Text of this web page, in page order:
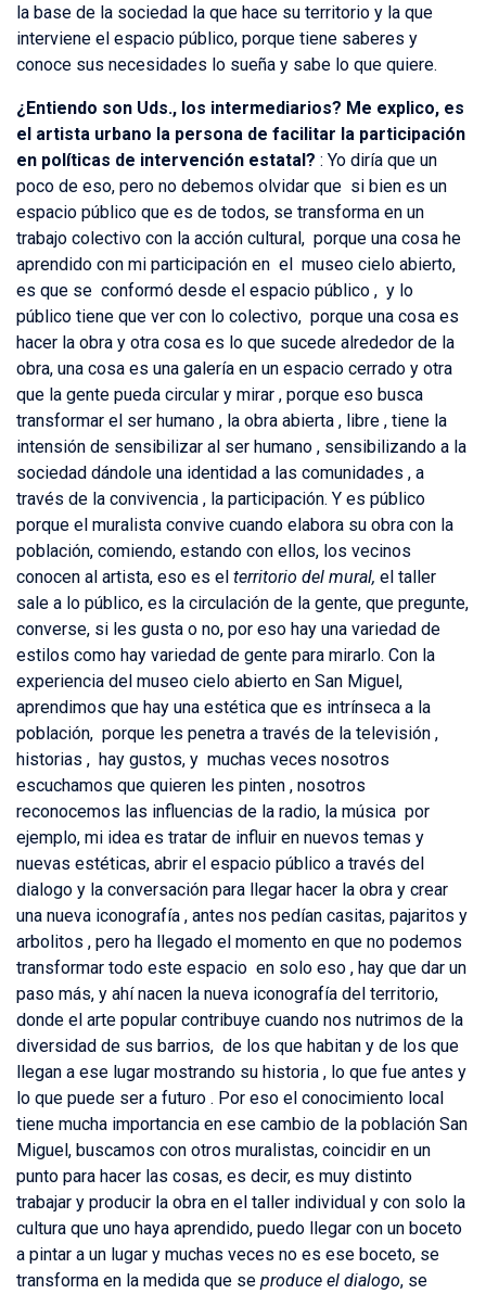
la base de la sociedad la que hace su territorio y la que
interviene el espacio público, porque tiene saberes y
conoce sus necesidades lo sueña y sabe lo que quiere.
¿Entiendo son Uds., los intermediarios? Me explico, es
el artista urbano la persona de facilitar la participación
en políticas de intervención estatal? : Yo diría que un
poco de eso, pero no debemos olvidar que si bien es un
espacio público que es de todos, se transforma en un
trabajo colectivo con la acción cultural, porque una cosa he
aprendido con mi participación en el museo cielo abierto,
es que se conformó desde el espacio público , y lo
público tiene que ver con lo colectivo, porque una cosa es
hacer la obra y otra cosa es lo que sucede alrededor de la
obra, una cosa es una galería en un espacio cerrado y otra
que la gente pueda circular y mirar , porque eso busca
transformar el ser humano , la obra abierta , libre , tiene la
intensión de sensibilizar al ser humano , sensibilizando a la
sociedad dándole una identidad a las comunidades , a
través de la convivencia , la participación. Y es público
porque el muralista convive cuando elabora su obra con la
población, comiendo, estando con ellos, los vecinos
conocen al artista, eso es el territorio del mural, el taller
sale a lo público, es la circulación de la gente, que pregunte,
converse, si les gusta o no, por eso hay una variedad de
estilos como hay variedad de gente para mirarlo. Con la
experiencia del museo cielo abierto en San Miguel,
aprendimos que hay una estética que es intrínseca a la
población, porque les penetra a través de la televisión ,
historias , hay gustos, y muchas veces nosotros
escuchamos que quieren les pinten , nosotros
reconocemos las influencias de la radio, la música por
ejemplo, mi idea es tratar de influir en nuevos temas y
nuevas estéticas, abrir el espacio público a través del
dialogo y la conversación para llegar hacer la obra y crear
una nueva iconografía , antes nos pedían casitas, pajaritos y
arbolitos , pero ha llegado el momento en que no podemos
transformar todo este espacio en solo eso , hay que dar un
paso más, y ahí nacen la nueva iconografía del territorio,
donde el arte popular contribuye cuando nos nutrimos de la
diversidad de sus barrios, de los que habitan y de los que
llegan a ese lugar mostrando su historia , lo que fue antes y
lo que puede ser a futuro . Por eso el conocimiento local
tiene mucha importancia en ese cambio de la población San
Miguel, buscamos con otros muralistas, coincidir en un
punto para hacer las cosas, es decir, es muy distinto
trabajar y producir la obra en el taller individual y con solo la
cultura que uno haya aprendido, puedo llegar con un boceto
a pintar a un lugar y muchas veces no es ese boceto, se
transforma en la medida que se produce el dialogo, se